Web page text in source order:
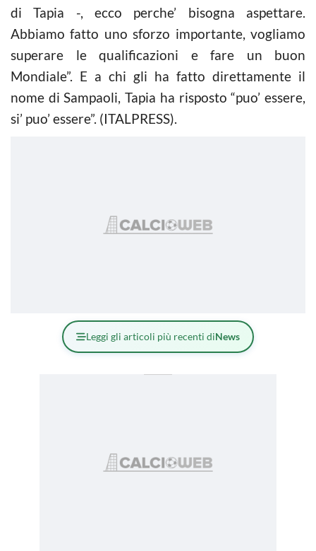
di Tapia -, ecco perche’ bisogna aspettare.
Abbiamo fatto uno sforzo importante, vogliamo
superare le qualificazioni e fare un buon
Mondiale”. E a chi gli ha fatto direttamente il
nome di Sampaoli, Tapia ha risposto “puo’ essere,
si’ puo’ essere”. (ITALPRESS).
Leggi gli articoli più recenti diNews